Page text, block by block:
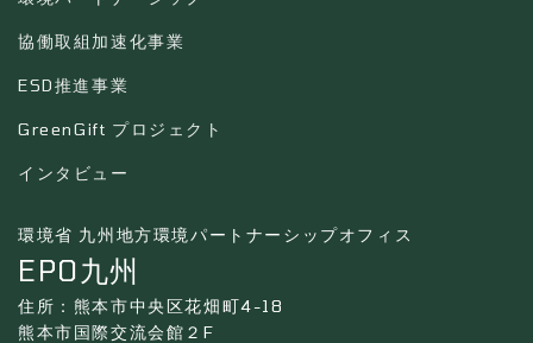
協働取組加速化事業
ESD推進事業
GreenGift プロジェクト
インタビュー
環境省 九州地方環境パートナーシップオフィス
EPO九州
住所：熊本市中央区花畑町4-18
熊本市国際交流会館２F